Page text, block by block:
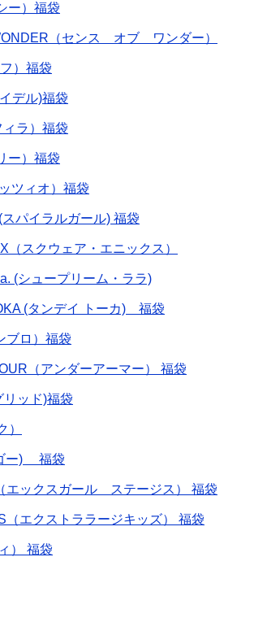
ー）福袋
（センス オブ ワンダー）
）福袋
デル)福袋
ラ）福袋
ー）福袋
ツィオ）福袋
パイラルガール) 福袋
（スクウェア・エニックス）
(シュープリーム・ララ)
(タンデイ トーカ) 福袋
ブロ）福袋
（アンダーアーマー） 福袋
リッド)福袋
）
ー) 福袋
エックスガール ステージス） 福袋
（エクストララージキッズ） 福袋
） 福袋